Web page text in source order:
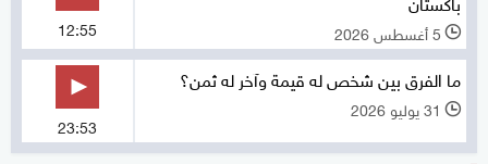
l 5 أغسطس 2026 12:55
ما الفرق بين شخص له قيمة وآخر له ثمن؟
l 31 يوليو 2026
23:53